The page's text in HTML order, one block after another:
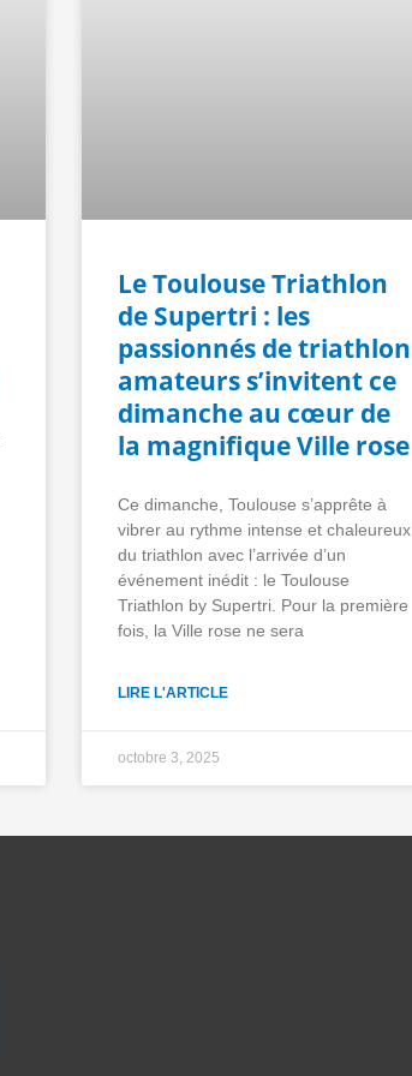
Le Toulouse Triathlon
de Supertri : les
passionnés de triathlon
amateurs s’invitent ce
dimanche au cœur de
la magnifique Ville rose
Ce dimanche, Toulouse s’apprête à
vibrer au rythme intense et chaleureux
du triathlon avec l’arrivée d’un
événement inédit : le Toulouse
Triathlon by Supertri. Pour la première
fois, la Ville rose ne sera
LIRE L'ARTICLE
octobre 3, 2025